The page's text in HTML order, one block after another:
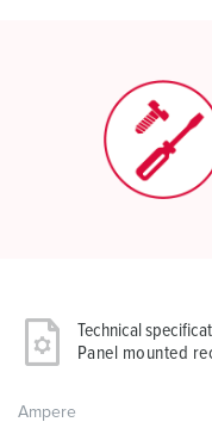
Technical
Panel mounted
Ampere